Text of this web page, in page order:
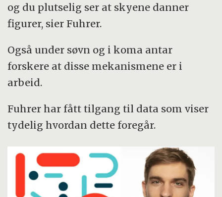
og du plutselig ser at skyene danner
figurer, sier Fuhrer.
Også under søvn og i koma antar
forskere at disse mekanismene er i
arbeid.
Fuhrer har fått tilgang til data som viser
tydelig hvordan dette foregår.